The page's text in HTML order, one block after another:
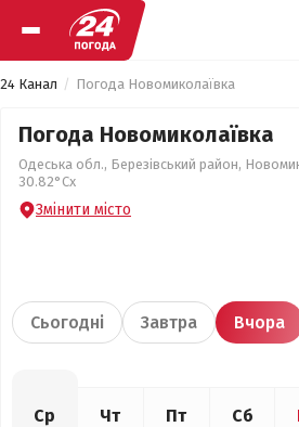
24 Канал Погода Новомиколаївка
Погода Новомиколаївка
Одеська обл., Березівський район,
30.82°Сх
Змінити місто
Сьогодні Завтра Вчора
Ср Чт Пт Сб